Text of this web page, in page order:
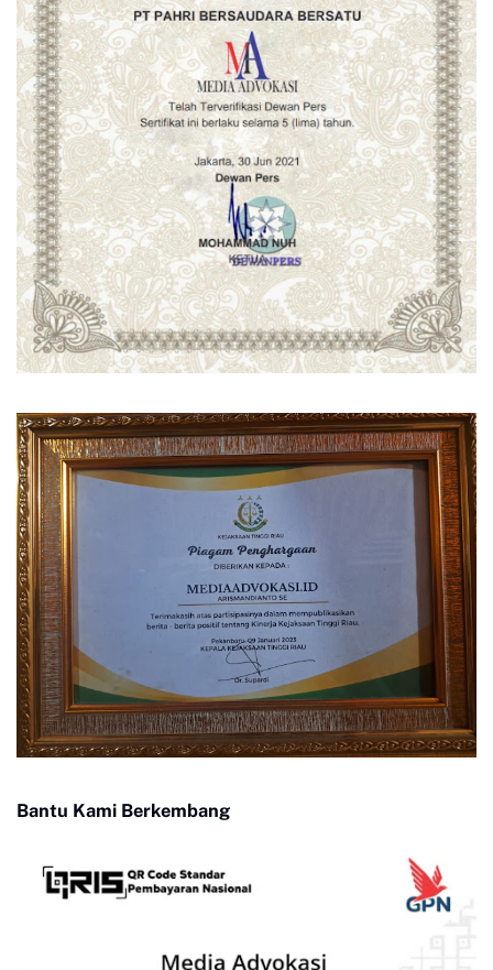
Bantu Kami Berkembang